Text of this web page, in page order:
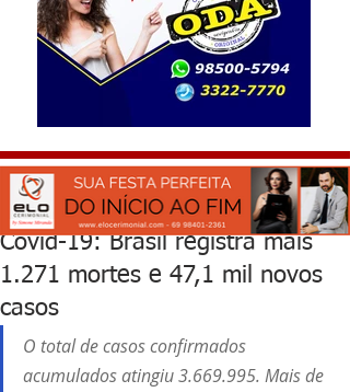
Covid-19: Brasil registra mais
1.271 mortes e 47,1 mil novos
casos
O total de casos confirmados
acumulados atingiu 3.669.995. Mais de